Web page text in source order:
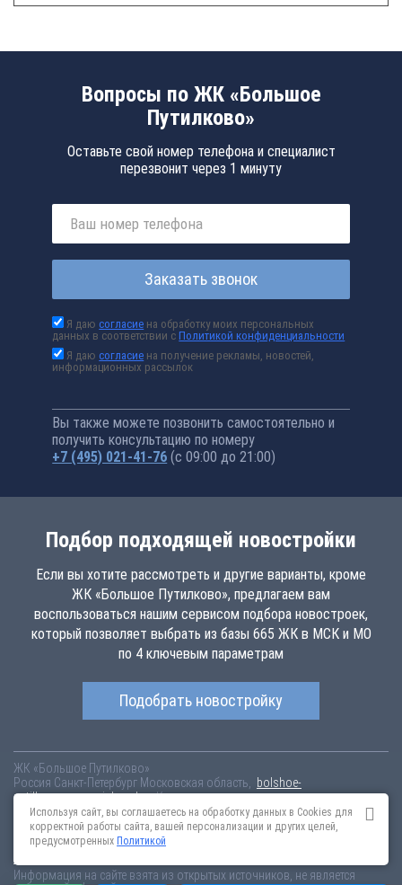
Вопросы по ЖК «Большое
Путилково»
Оставьте свой номер телефона и специалист
перезвонит через 1 минуту
Заказать звонок
Я даюсогласие на обработку моих персональных
данных в соответствии сПолитикой конфиденциальности
Я даюсогласие на получение рекламы, новостей,
информационных рассылок
Вы также можете позвонить самостоятельно и
получить консультацию по номеру
+7 (495) 021-41-76 (с 09:00 до 21:00)
Подбор подходящей новостройки
Если вы хотите рассмотреть и другие варианты, кроме
ЖК «Большое Путилково», предлагаем вам
воспользоваться нашим сервисом подбора новостроек,
который позволяет выбрать из базы 665 ЖК в МСК и МО
по 4 ключевым параметрам
Подобрать новостройку
ЖК «Большое Путилково»
Россия Санкт-Петербург Московская область,
bolshoe-
putilkovo.novopoisk.msk.ruКупить квартиру в новом жилом комплексе
«Большое Путилково» от «Группа «Самолет»» в Красногорском
районе. Квартиры различных планировок от 6.63 млн рублей!
Информация на сайте взята из открытых источников, не является
Используя сайт, вы соглашаетесь на обработку данных в Cookies для
корректной работы сайта, вашей персонализации и других целей,
предусмотренных Политикой